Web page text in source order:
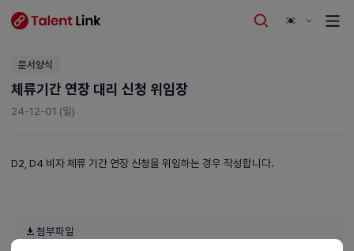
문서양식
체류기간 연장 대리 신청 위임장
24-12-01 (일)
D2, D4 비자 체류 기간 연장 신청을 위임하는 경우 작성합니다.
첨부파일
위임장.pdf